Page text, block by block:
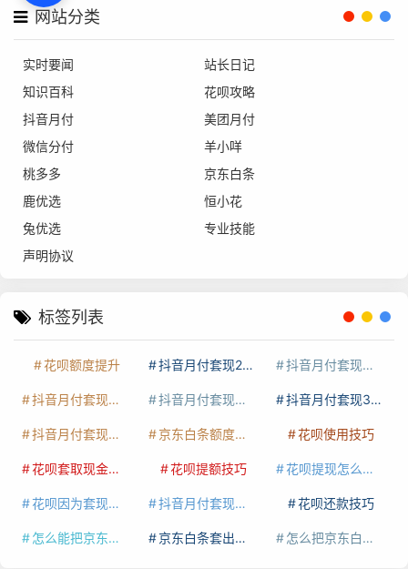
网站分类
实时要闻
站长日记
知识百科
花呗攻略
抖音月付
美团月付
微信分付
羊小咩
桃多多
京东白条
鹿优选
恒小花
兔优选
专业技能
声明协议
标签列表
花呗额度提升 抖音月付套现24小时接单 抖音月付套现怎么套
抖音月付套现多少手续费 抖音月付套现商家有哪些 抖音月付套现30秒技巧
抖音月付套现最新方法 京东白条额度提升 花呗使用技巧
花呗套取现金最佳方法 花呗提额技巧 花呗提现怎么操作
花呗因为套现被限额了这种情况要多久才会好 抖音月付套现秒回100起 花呗还款技巧
怎么能把京东白条额度钱套出来 京东白条套出来手续费多少 怎么把京东白条的钱取出来